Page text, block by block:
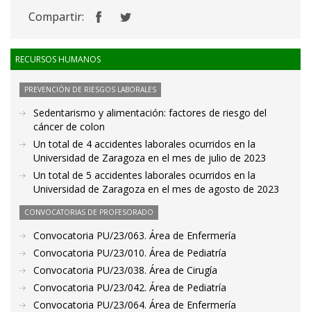
Compartir:
RECURSOS HUMANOS
PREVENCIÓN DE RIESGOS LABORALES
Sedentarismo y alimentación: factores de riesgo del
cáncer de colon
Un total de 4 accidentes laborales ocurridos en la
Universidad de Zaragoza en el mes de julio de 2023
Un total de 5 accidentes laborales ocurridos en la
Universidad de Zaragoza en el mes de agosto de 2023
CONVOCATORIAS DE PROFESORADO
Convocatoria PU/23/063. Área de Enfermería
Convocatoria PU/23/010. Área de Pediatría
Convocatoria PU/23/038. Área de Cirugía
Convocatoria PU/23/042. Área de Pediatría
Convocatoria PU/23/064. Área de Enfermería